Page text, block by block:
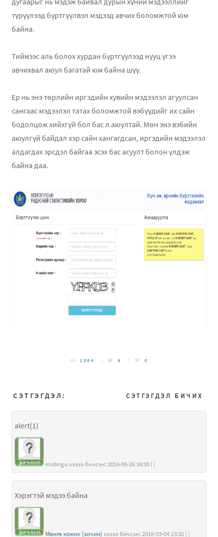
түрүүлээд бүртгүүлвэл мэдээд авчих боломжтой юм
байна.
Тиймээс аль болох хурдан бүртгүүлээд нууц үгээ
авчихвал аюул багатай юм байна шүү.
Ер нь энэ төрлийн иргэдийн хувийн мэдээлэл агуулсан
сангаас мэдээлэл татах боломжтой вэбүүдийг их сайн
бодолцож хийхгүй бол бас л аюултай. Мөн энэ вэбийн
аюулгүй байдал хэр сайн хангагдсан, иргэдийн мэдээлэл
алдагдах эрсдэл байгаа эсэх бас асуулт болон үлдэж
байна даа.
1064 6 0
СЭТГЭГДЭЛ БИЧИХ
СЭТГЭГДЭЛ:
alert(1)
mobngo хэзээ бичсэн: 2016-06-26 16:30 | |
Хэрэгтэй мэдээ байна
Мөнгө хожих (зочин) хэзээ бичсэн: 2016-03-04 23:32 | |